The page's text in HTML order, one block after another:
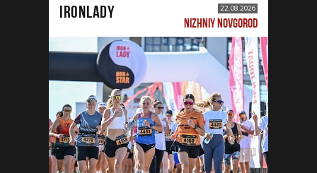
IRONLADY 22.08.2026
NIZHNIY NOVGOROD